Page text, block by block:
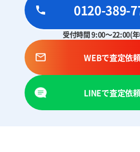
0120-389-
受付時間 9:00～22:00(
WEBで査定依
LINEで査定依